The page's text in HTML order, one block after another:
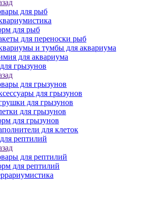
для рыб
для рыб
для переноски рыб
и тумбы для аквариума
для аквариума
грызунов
для грызунов
для грызунов
для грызунов
для грызунов
для грызунов
для клеток
рептилий
для рептилий
для рептилий